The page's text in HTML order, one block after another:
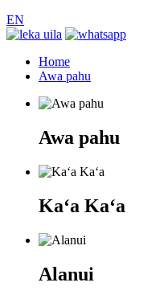
EN
Home
Awa pahu
Awa pahu
Kaʻa Kaʻa
Alanui